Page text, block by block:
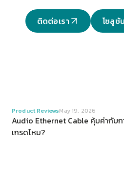
ติดต่อเรา โซลูชั
VIEW
Product ReviewsMay 19, 2026
Audio Ethernet Cable คุ้มค่ากับก
เกรดไหม?